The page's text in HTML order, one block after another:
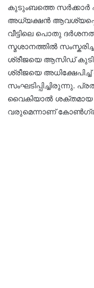
കുടുംബത്തെ സര്‍ക്കാര്‍
അധ്യക്ഷന്‍
വീട്ടിലെ പൊതു
സ്മശാനത്തില്‍
ശ്രീജയെ ആസിഡ്
ശ്രീജയെ
സംഘടിപ്പിച്ചിരുന്നു.
വൈകിയാല്‍ ശക്തമായ
വരുമെന്നാണ്